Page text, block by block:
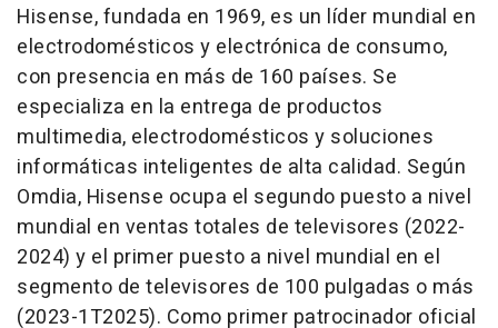
Hisense, fundada en 1969, es un líder mundial en
electrodomésticos y electrónica de consumo,
con presencia en más de 160 países. Se
especializa en la entrega de productos
multimedia, electrodomésticos y soluciones
informáticas inteligentes de alta calidad. Según
Omdia, Hisense ocupa el segundo puesto a nivel
mundial en ventas totales de televisores (2022-
2024) y el primer puesto a nivel mundial en el
segmento de televisores de 100 pulgadas o más
(2023-1T2025). Como primer patrocinador oficial